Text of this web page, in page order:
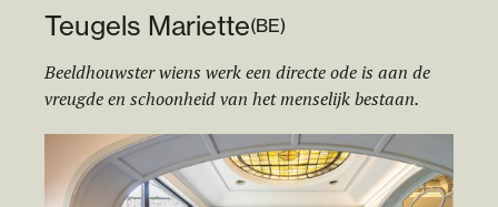
Teugels Mariette(BE)
Beeldhouwster wiens werk een directe ode is aan de
vreugde en schoonheid van het menselijk bestaan.